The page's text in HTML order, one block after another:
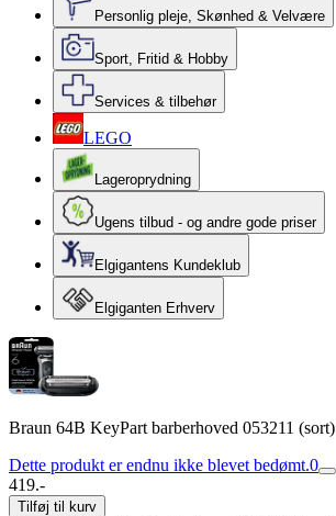
Personlig pleje, Skønhed & Velvære
Sport, Fritid & Hobby
Services & tilbehør
LEGO
Lageroprydning
Ugens tilbud - og andre gode priser
Elgigantens Kundeklub
Elgiganten Erhverv
Braun 64B KeyPart barberhoved 053211 (sort)
Dette produkt er endnu ikke blevet bedømt.0
419.-
Tilføj til kurv